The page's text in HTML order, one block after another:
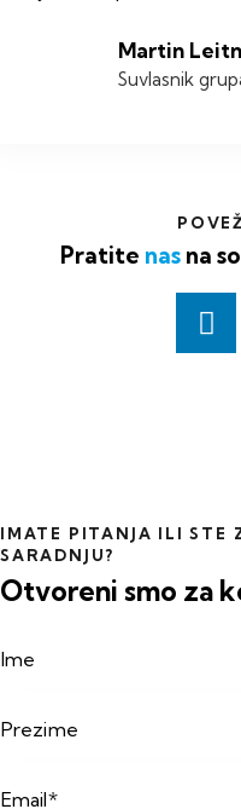
Martin
Suvlasnik
Pratite nasna
IMATE PITANJA ILI STE
SARADNJU?
Otvoreni smo za